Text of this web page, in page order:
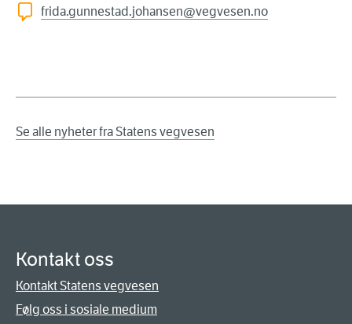
frida.gunnestad.johansen@vegvesen.no
Se alle nyheter fra Statens vegvesen
Kontakt oss
Kontakt Statens vegvesen
Følg oss i sosiale medium